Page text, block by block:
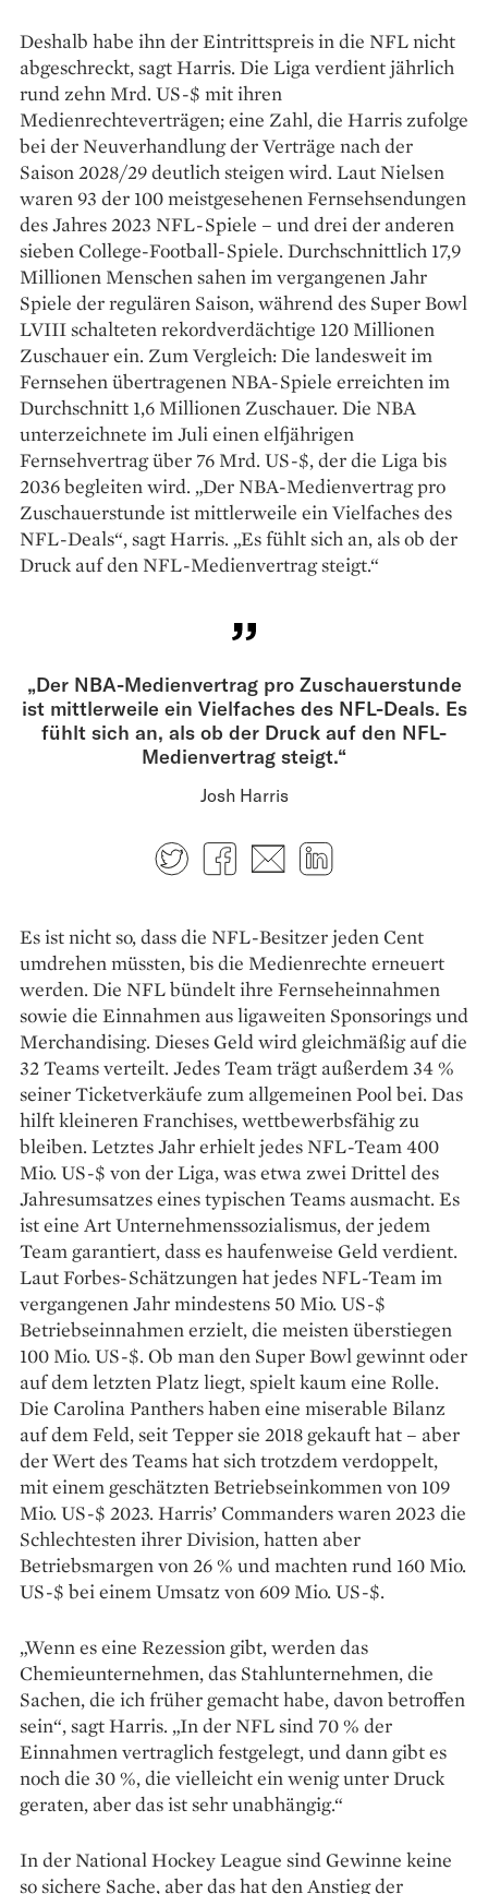
Deshalb habe ihn der Eintrittspreis in die NFL nicht
abgeschreckt, sagt Harris. Die Liga verdient jährlich
rund zehn Mrd. US-$ mit ihren
Medienrechteverträgen; eine Zahl, die Harris zufolge
bei der Neuverhandlung der Verträge nach der
Saison 2028/29 deutlich steigen wird. Laut Nielsen
waren 93 der 100 meistgesehenen Fernsehsendungen
des Jahres 2023 NFL-Spiele – und drei der anderen
sieben College-Football-Spiele. Durchschnittlich 17,9
Millionen Menschen sahen im vergangenen Jahr
Spiele der regulären ­Saison, während des Super Bowl
LVIII schalteten rekord­verdächtige 120 Millionen
Zuschauer ein. Zum Vergleich: Die landesweit im
Fernsehen übertragenen NBA-Spiele erreichten im
Durchschnitt 1,6 Millionen Zuschauer. Die NBA
unterzeichnete im Juli einen elfjährigen
Fernsehvertrag über 76 Mrd. US-$, der die Liga bis
2036 begleiten wird. „Der NBA-­Medienvertrag pro
Zuschauerstunde ist mittlerweile ein Vielfaches des
NFL-Deals“, sagt Harris. „Es fühlt sich an, als ob der
Druck auf den NFL-­Medienvertrag steigt.“
„Der NBA-Medienvertrag pro Zuschauerstunde
ist mittlerweile ein Vielfaches des NFL-Deals. Es
fühlt sich an, als ob der Druck auf den NFL-
Medienvertrag steigt.“
Josh Harris
TwitterFacebook
E-mail
Es ist nicht so, dass die NFL-Besitzer jeden Cent
umdrehen müssten, bis die Medienrechte erneuert
werden. Die NFL bündelt ihre Fernseheinnahmen
sowie die Einnahmen aus ­ligaweiten Sponsorings und
Merchandising. Dieses Geld wird gleichmäßig auf die
32 Teams verteilt. Jedes Team trägt außerdem 34 %
seiner ­Ticketverkäufe zum allgemeinen Pool bei. Das
hilft kleineren Franchises, wettbewerbsfähig zu
bleiben. Letztes Jahr erhielt jedes NFL-Team 400
Mio. US-$ von der Liga, was etwa zwei Drittel des
Jahres­umsatzes eines typischen Teams ausmacht. Es
ist eine Art Unternehmenssozialismus, der jedem
Team garantiert, dass es haufenweise Geld verdient.
Laut Forbes-Schätzungen hat jedes NFL-Team im
vergangenen Jahr mindestens 50 Mio. US-$
Betriebseinnahmen erzielt, die meisten überstiegen
100 Mio. US-$. Ob man den Super Bowl gewinnt oder
auf dem letzten Platz liegt, spielt kaum eine Rolle.
Die Carolina Panthers ­haben eine miserable Bilanz
auf dem Feld, seit Tepper sie 2018 gekauft hat – aber
der Wert des Teams hat sich trotzdem verdoppelt,
mit einem geschätzten Betriebseinkommen von 109
Mio. US-$ 2023. Harris’ Commanders waren 2023 die
Schlechtesten ihrer Division, hatten aber
Betriebsmargen von 26 % und machten rund 160 Mio.
US-$ bei einem Umsatz von 609 Mio. US-$.
„Wenn es eine Rezession gibt, werden das
Chemieunternehmen, das Stahlunternehmen, die
Sachen, die ich früher gemacht habe, davon betroffen
sein“, sagt Harris. „In der NFL sind 70 % der
Einnahmen vertraglich festgelegt, und dann gibt es
noch die 30 %, die vielleicht ein wenig unter Druck
geraten, aber das ist sehr unabhängig.“
In der National Hockey League sind Gewinne keine
so sichere Sache, aber das hat den Anstieg der